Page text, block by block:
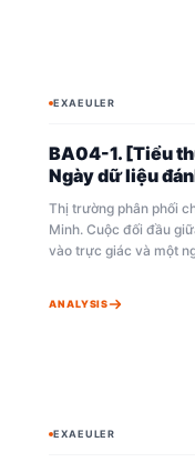
BAYESIAN
EXAEULER
BA04-1. [Tiểu
Ngày dữ liệu
Thị trường phân phối
Minh. Cuộc đối đầu
vào trực giác và một
bất động sản ở Đông
ANALYSIS
BAYESIAN
EXAEULER